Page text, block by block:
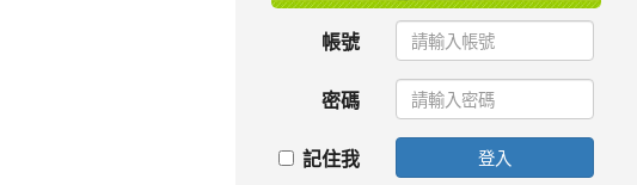
帳號
密碼
記住我 登入